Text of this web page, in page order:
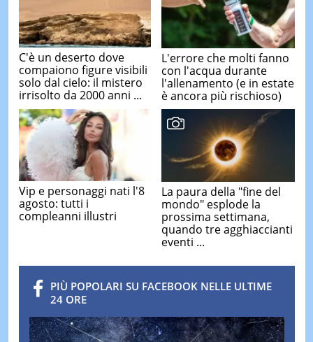
C'è un deserto dove
compaiono figure visibili
solo dal cielo: il mistero
irrisolto da 2000 anni ...
L'errore che molti fanno
con l'acqua durante
l'allenamento (e in estate
è ancora più rischioso)
Vip e personaggi nati l'8
agosto: tutti i
compleanni illustri
La paura della "fine del
mondo" esplode la
prossima settimana,
quando tre agghiaccianti
eventi ...
PIÙ POPOLARI SU FACEBOOK NELLE ULTIME
24 ORE